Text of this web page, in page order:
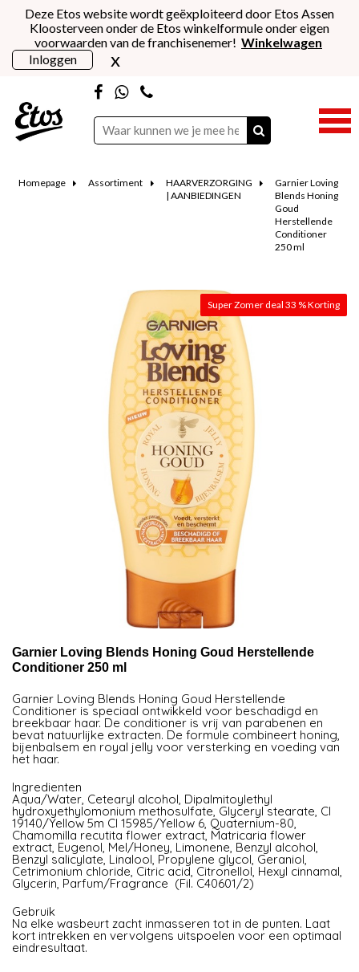
Deze Etos website wordt geëxploiteerd door Etos Assen
Kloosterveen onder de Etos winkelformule onder eigen
voorwaarden van de franchisenemer! Winkelwagen
Inloggen
x
Homepage Assortiment
HAARVERZORGING
| AANBIEDINGEN
Garnier Loving
Blends Honing
Goud
Herstellende
Conditioner
250 ml
Super Zomer deal 33 % Korting
Garnier Loving Blends Honing Goud Herstellende
Conditioner 250 ml
Garnier Loving Blends Honing Goud Herstellende
Conditioner is speciaal ontwikkeld voor beschadigd en
breekbaar haar. De conditioner is vrij van parabenen en
bevat natuurlijke extracten. De formule combineert honing,
bijenbalsem en royal jelly voor versterking en voeding van
het haar.
Ingredienten
Aqua/Water, Cetearyl alcohol, Dipalmitoylethyl
hydroxyethylomonium methosulfate, Glyceryl stearate, CI
19140/Yellow 5m CI 15985/Yellow 6, Quaternium-80,
Chamomilla recutita flower extract, Matricaria flower
extract, Eugenol, Mel/Honey, Limonene, Benzyl alcohol,
Benzyl salicylate, Linalool, Propylene glycol, Geraniol,
Cetrimonium chloride, Citric acid, Citronellol, Hexyl cinnamal,
Glycerin, Parfum/Fragrance (Fil. C40601/2)
Gebruik
Na elke wasbeurt zacht inmasseren tot in de punten. Laat
kort intrekken en vervolgens uitspoelen voor een optimaal
eindresultaat.